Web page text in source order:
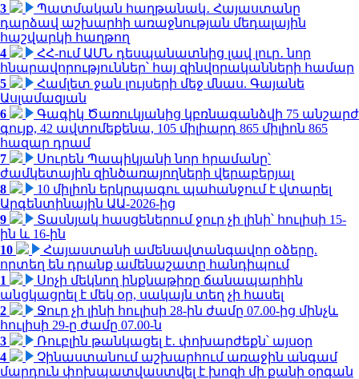
3
Պատմական հաղթանակ․ Հայաստանը
դարձավ աշխարհի առաջնության մեդալային
հաշվարկի հաղթող
4
ՀՀ-ում ԱՄՆ դեսպանատնից լավ լուր․ նոր
հնարավորություններ՝ հայ զինվորականների համար
5
Համլետ ջան լույսերի մեջ մնաս. Գայանե
Ասլամազյան
6
Գագիկ Ծառուկյանից կբռնագանձվի 75 անշարժ
գույք, 42 ավտոմեքենա, 105 միլիարդ 865 միլիոն 865
հազար դրամ
7
Սուրեն Պապիկյանի նոր հրամանը՝
ժամկետային զինծառայողների վերաբերյալ
8
10 միլիոն երկրպագու պահանջում է վտարել
Արգենտինային ԱԱ-2026-ից
9
Տասնյակ հասցեներում ջուր չի լինի՝ հուլիսի 15-
ին և 16-ին
10
Հայաստանի ամենավտանգավոր օձերը.
որտեղ են դրանք ամենաշատը հանդիպում
1
Սոչի մեկնող ինքնաթիռը ճանապարհին
անցկացրել է մեկ օր, սակայն տեղ չի հասել
2
Ջուր չի լինի հուլիսի 28-ին ժամը 07.00-ից մինչև
հուլիսի 29-ը ժամը 07.00-ն
3
Ռուբլին թանկացել է․ փոխարժեքն՝ այսօր
4
Չինաստանում աշխարհում առաջին անգամ
մարդուն փոխպատվաստվել է խոզի մի քանի օրգան